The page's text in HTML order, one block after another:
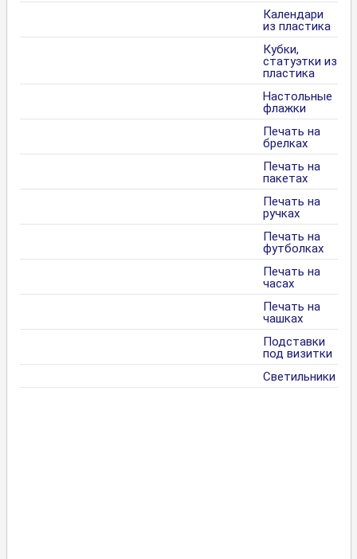
Календари
из пластика
Кубки,
статуэтки из
пластика
Настольные
флажки
Печать на
брелках
Печать на
пакетах
Печать на
ручках
Печать на
футболках
Печать на
часах
Печать на
чашках
Подставки
под визитки
Светильники